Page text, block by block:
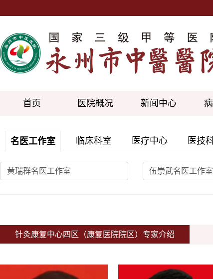
首页 医院概况 新闻中心
名医工作室 临床科室 医疗中心 医技
黄瑞群名医工作室 伍崇武名医工作室
针灸康复中心四区（康复医院院区）专家介绍